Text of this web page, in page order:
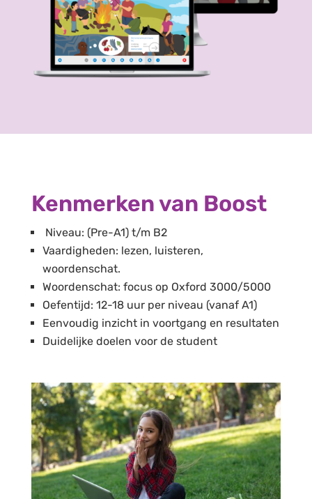
Kenmerken van Boost
Niveau: (Pre-A1) t/m B2
Vaardigheden: lezen, luisteren,
woordenschat.
Woordenschat: focus op Oxford 3000/5000
Oefentijd: 12-18 uur per niveau (vanaf A1)
Eenvoudig inzicht in voortgang en resultaten
Duidelijke doelen voor de student